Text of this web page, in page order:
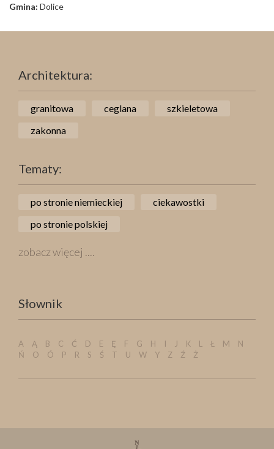
Gmina: Dolice
Architektura:
granitowa ceglana
szkieletowa
zakonna
Tematy:
po stronie niemieckiej
ciekawostki
po stronie polskiej
zobacz więcej ....
Słownik
A Ą B C Ć D E Ę F G H I J K L Ł M N
Ń O Ó P R S Ś T U W Y Z Ź Ż